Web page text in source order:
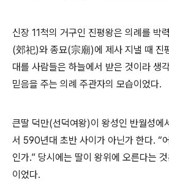
신장 11척의 거구인 진평왕은 의례를 박
(郊祀)와 종묘(宗廟)에 제사 지낼 때 진
대를 사람들은 하늘에서 받은 것이라 생
믿음을 주는 의례 주관자의 모습이었다.
큰딸 덕만(선덕여왕)이 왕성인 반월성에
서 590년대 초반 사이가 아닌가 한다. “
인가.” 당시에는 딸이 왕위에 오른다는
이었다.